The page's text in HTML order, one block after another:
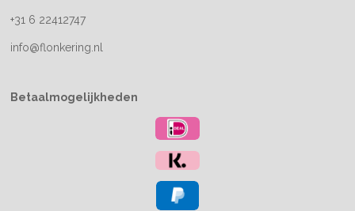
+31 6 22412747
info@flonkering.nl
Betaalmogelijkheden